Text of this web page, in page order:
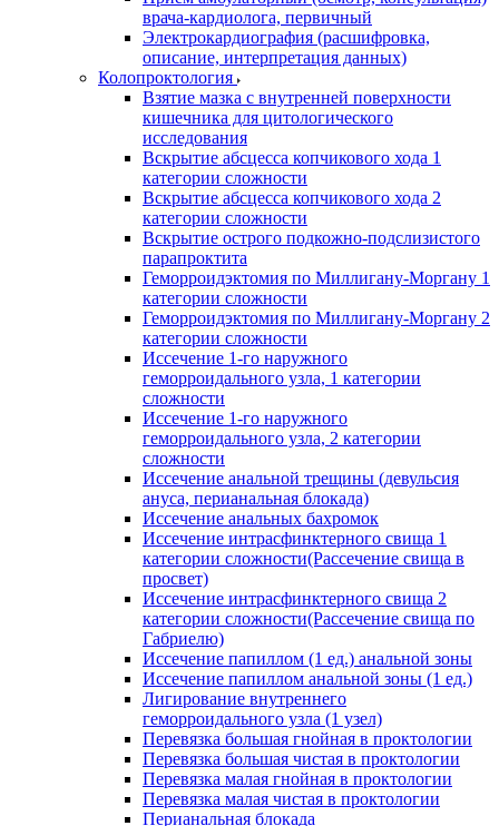
врача-кардиолога, первичный
Электрокардиография (расшифровка,
описание, интерпретация данных)
Колопроктология
Взятие мазка с внутренней поверхности
кишечника для цитологического
исследования
Вскрытие абсцесса копчикового хода 1
категории сложности
Вскрытие абсцесса копчикового хода 2
категории сложности
Вскрытие острого подкожно-подслизистого
парапроктита
Геморроидэктомия по Миллигану-Моргану 1
категории сложности
Геморроидэктомия по Миллигану-Моргану 2
категории сложности
Иссечение 1-го наружного
геморроидального узла, 1 категории
сложности
Иссечение 1-го наружного
геморроидального узла, 2 категории
сложности
Иссечение анальной трещины (девульсия
ануса, перианальная блокада)
Иссечение анальных бахромок
Иссечение интрасфинктерного свища 1
категории сложности(Рассечение свища в
просвет)
Иссечение интрасфинктерного свища 2
категории сложности(Рассечение свища по
Габриелю)
Иссечение папиллом (1 ед.) анальной зоны
Иссечение папиллом анальной зоны (1 ед.)
Лигирование внутреннего
геморроидального узла (1 узел)
Перевязка большая гнойная в проктологии
Перевязка большая чистая в проктологии
Перевязка малая гнойная в проктологии
Перевязка малая чистая в проктологии
Перианальная блокада